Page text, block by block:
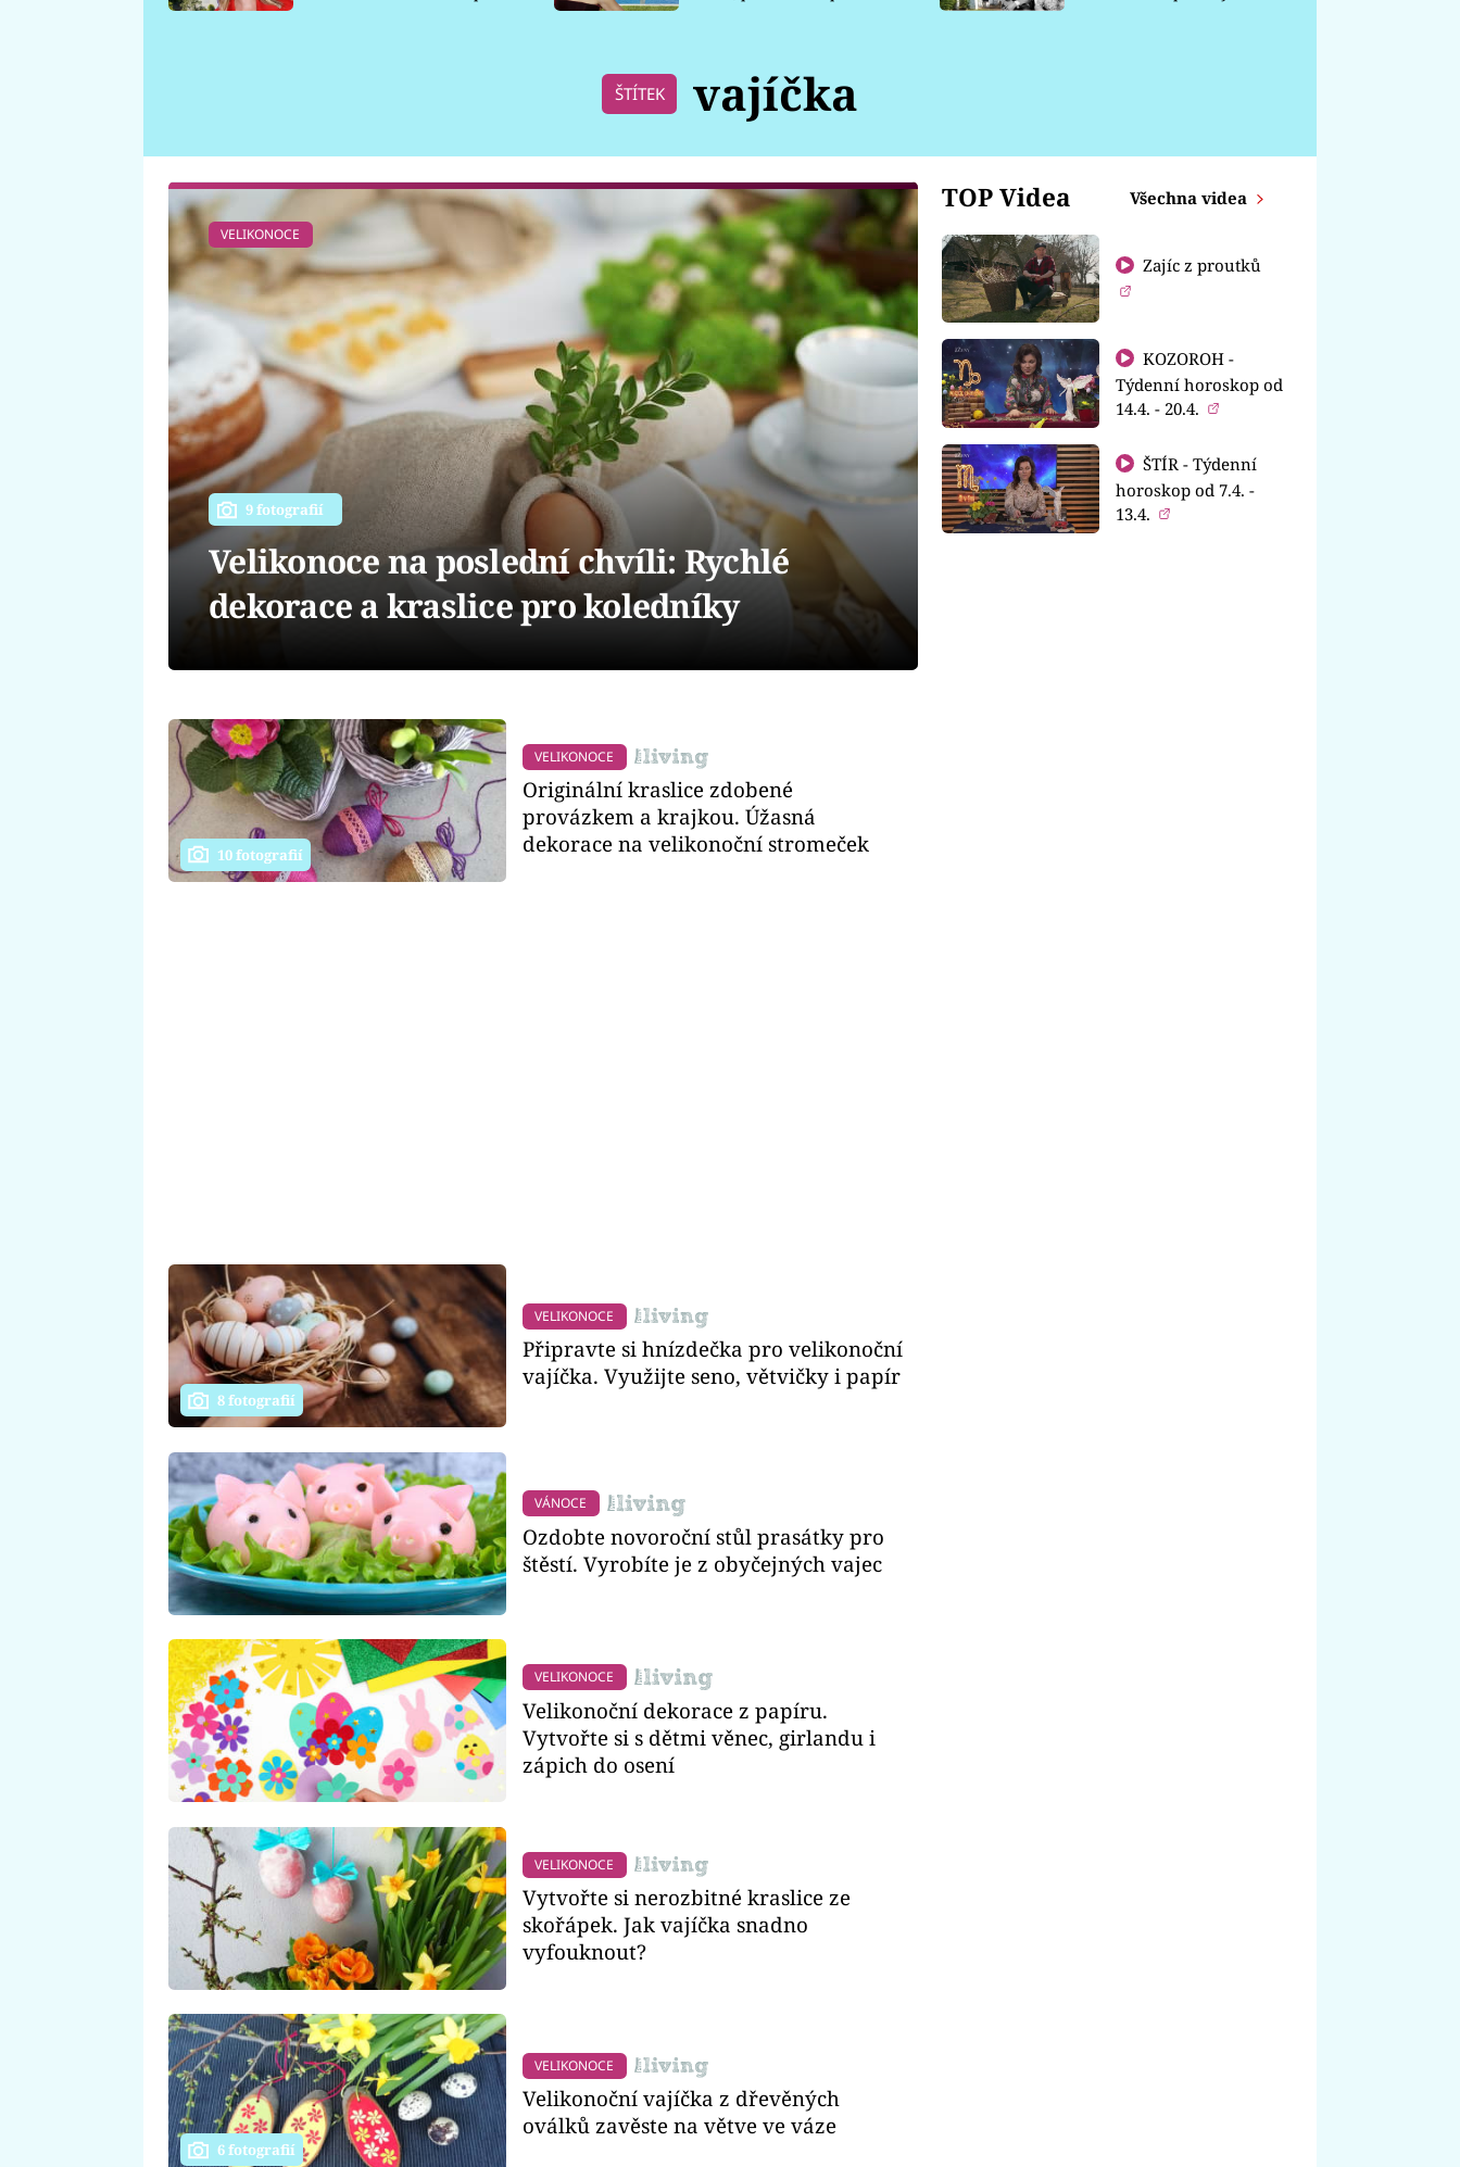
ŠTÍTEK vajíčka
TOP Videa Všechna videa
Zajíc z proutků
KOZOROH -
Týdenní horoskop od
14.4. - 20.4.
ŠTÍR - Týdenní
horoskop od 7.4. -
13.4.
VELIKONOCE
9 fotografií
Velikonoce na poslední chvíli: Rychlé
dekorace a kraslice pro koledníky
10 fotografií
VELIKONOCE
Originální kraslice zdobené
provázkem a krajkou. Úžasná
dekorace na velikonoční stromeček
8 fotografií
VELIKONOCE
Připravte si hnízdečka pro velikonoční
vajíčka. Využijte seno, větvičky i papír
VÁNOCE
Ozdobte novoroční stůl prasátky pro
štěstí. Vyrobíte je z obyčejných vajec
VELIKONOCE
Velikonoční dekorace z papíru.
Vytvořte si s dětmi věnec, girlandu i
zápich do osení
VELIKONOCE
Vytvořte si nerozbitné kraslice ze
skořápek. Jak vajíčka snadno
vyfouknout?
6 fotografií
VELIKONOCE
Velikonoční vajíčka z dřevěných
oválků zavěste na větve ve váze